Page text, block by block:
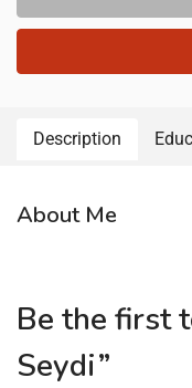
Description
About Me
Be the first
Seydi”